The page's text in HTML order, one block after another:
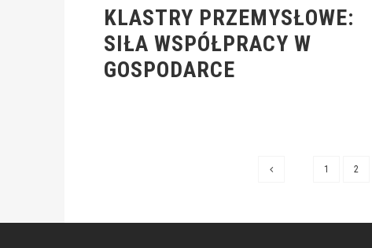
KLASTRY PRZEMYSŁOWE:
SIŁA WSPÓŁPRACY W
GOSPODARCE
1 2